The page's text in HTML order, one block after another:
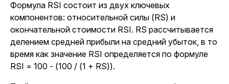
Формула RSI состоит из двух ключевых
компонентов: относительной силы (RS) и
окончательной стоимости RSI. RS рассчитывается
делением средней прибыли на средний убыток, в то
время как значение RSI определяется по формуле
RSI = 100 - (100 / (1 + RS)).